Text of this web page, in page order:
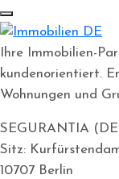
Ihre Immobilien-
kundenorientiert.
Wohnungen und
SEGURANTIA
Sitz:
10707 Berlin